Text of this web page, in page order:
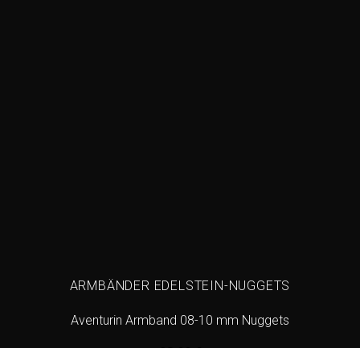
ARMBÄNDER EDELSTEIN-NUGGETS
Aventurin Armband 08-10 mm Nuggets